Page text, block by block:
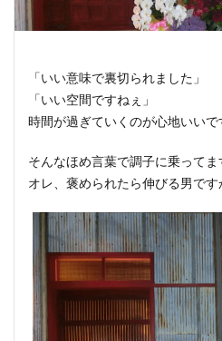
「いい意味で裏切られました」
「いい空間ですねぇ」
時間が過ぎていくのが心地いいで
そんなほめ言葉で調子に乗ってま
オレ、褒められたら伸びる男です